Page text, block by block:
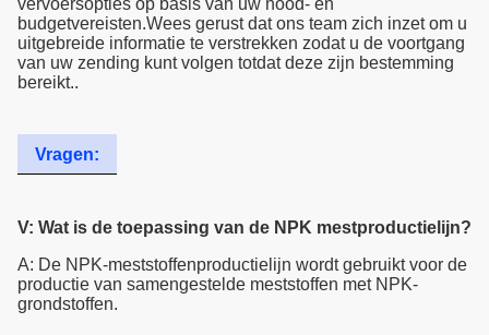
vervoersopties op basis van uw nood- en
budgetvereisten.Wees gerust dat ons team zich inzet om u
uitgebreide informatie te verstrekken zodat u de voortgang
van uw zending kunt volgen totdat deze zijn bestemming
bereikt..
Vragen:
V: Wat is de toepassing van de NPK mestproductielijn?
A: De NPK-meststoffenproductielijn wordt gebruikt voor de
productie van samengestelde meststoffen met NPK-
grondstoffen.